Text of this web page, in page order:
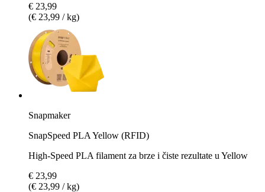
€ 23,99
(€ 23,99 / kg)
Snapmaker
SnapSpeed PLA Yellow (RFID)
High-Speed PLA filament za brze i čiste rezultate u Yellow
€ 23,99
(€ 23,99 / kg)